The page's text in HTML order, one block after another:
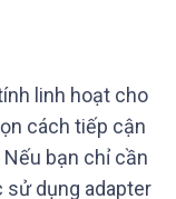
linh hoạt cho
cách tiếp cận
bạn chỉ cần
sử dụng adapter